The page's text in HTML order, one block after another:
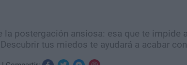
postergación ansiosa: esa que te impide
tus miedos te ayudará a acabar